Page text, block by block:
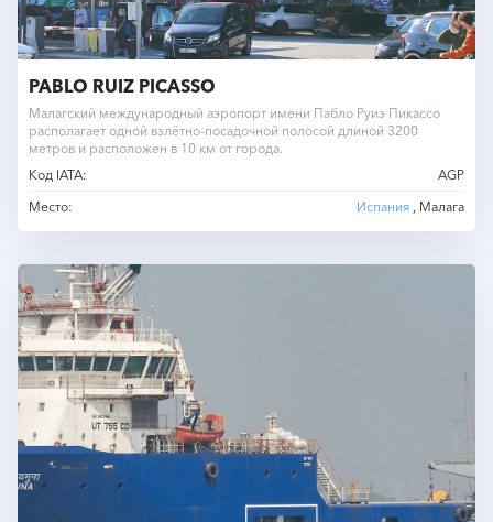
PABLO RUIZ PICASSO
Малагский международный аэропорт имени Пабло Руиз Пикассо
располагает одной взлётно-посадочной полосой длиной 3200
метров и расположен в 10 км от города.
Код IATA:
AGP
Место:
Испания , Малага